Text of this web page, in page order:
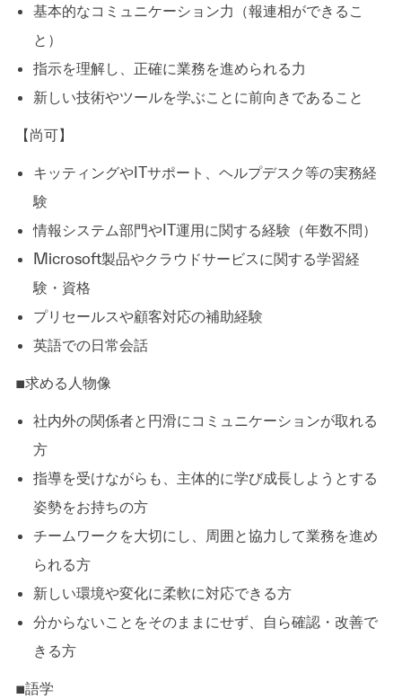
基本的なコミュニケーション力（報連相ができるこ
と）
指示を理解し、正確に業務を進められる力
新しい技術やツールを学ぶことに前向きであること
【尚可】
キッティングやITサポート、ヘルプデスク等の実務経
験
情報システム部門やIT運用に関する経験（年数不問）
Microsoft製品やクラウドサービスに関する学習経
験・資格
プリセールスや顧客対応の補助経験
英語での日常会話
■求める人物像
社内外の関係者と円滑にコミュニケーションが取れる
方
指導を受けながらも、主体的に学び成長しようとする
姿勢をお持ちの方
チームワークを大切にし、周囲と協力して業務を進め
られる方
新しい環境や変化に柔軟に対応できる方
分からないことをそのままにせず、自ら確認・改善で
きる方
■語学